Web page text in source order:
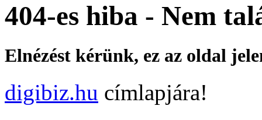
404-es hiba - Nem
Elnézést kérünk, ez az oldal
digibiz.hu címlapjára!